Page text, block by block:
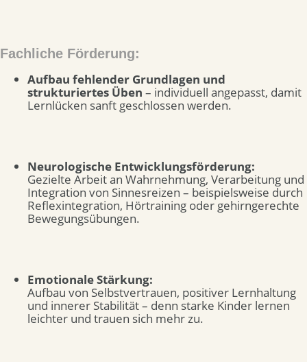
Fachliche Förderung:
Aufbau fehlender Grundlagen und
strukturiertes Üben – individuell angepasst, damit
Lernlücken sanft geschlossen werden.
Neurologische Entwicklungsförderung:
Gezielte Arbeit an Wahrnehmung, Verarbeitung und
Integration von Sinnesreizen – beispielsweise durch
Reflexintegration, Hörtraining oder gehirngerechte
Bewegungsübungen.
Emotionale Stärkung:
Aufbau von Selbstvertrauen, positiver Lernhaltung
und innerer Stabilität – denn starke Kinder lernen
leichter und trauen sich mehr zu.